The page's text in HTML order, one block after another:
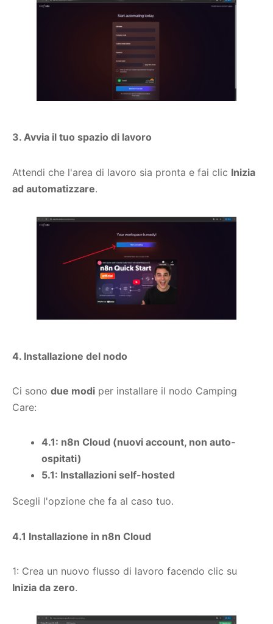
3. Avvia il tuo spazio di lavoro
Attendi che l'area di lavoro sia pronta e fai clic Inizia
ad automatizzare.
4. Installazione del nodo
Ci sono due modi per installare il nodo Camping
Care:
4.1: n8n Cloud (nuovi account, non auto-
ospitati)
5.1: Installazioni self-hosted
Scegli l'opzione che fa al caso tuo.
4.1 Installazione in n8n Cloud
1: Crea un nuovo flusso di lavoro facendo clic su
Inizia da zero.